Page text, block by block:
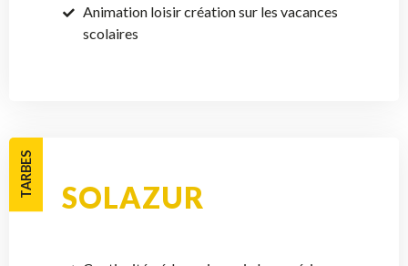
Animation loisir création sur les vacances
scolaires
TARBES SOLAZUR